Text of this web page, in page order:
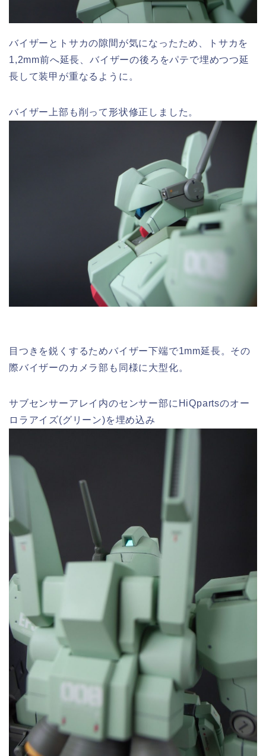
バイザーとトサカの隙間が気になったため、トサカを
1,2mm前へ延長、バイザーの後ろをパテで埋めつつ延
長して装甲が重なるように。
バイザー上部も削って形状修正しました。
目つきを鋭くするためバイザー下端で1mm延長。その
際バイザーのカメラ部も同様に大型化。
サブセンサーアレイ内のセンサー部にHiQpartsのオー
ロラアイズ(グリーン)を埋め込み